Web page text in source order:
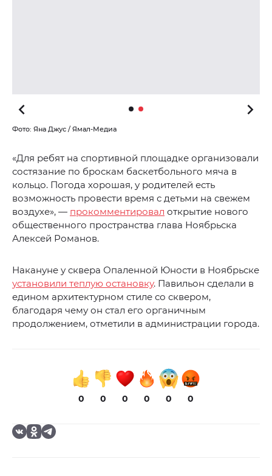
Фото: Яна Джус / Ямал-Медиа
«Для ребят на спортивной площадке организовали
состязание по броскам баскетбольного мяча в
кольцо. Погода хорошая, у родителей есть
возможность провести время с детьми на свежем
воздухе», — прокомментировал открытие нового
общественного пространства глава Ноябрьска
Алексей Романов.
Накануне у сквера Опаленной Юности в Ноябрьске
установили теплую остановку. Павильон сделали в
едином архитектурном стиле со сквером,
благодаря чему он стал его органичным
продолжением, отметили в администрации города.
0 0 0 0 0 0